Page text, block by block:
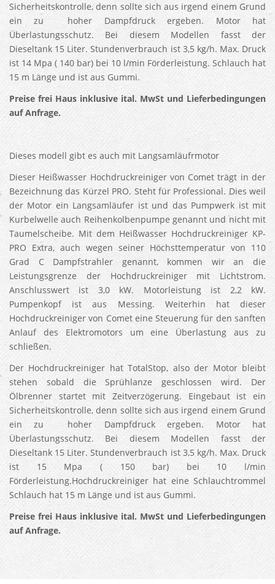
Sicherheitskontrolle, denn sollte sich aus irgend einem Grund
ein zu hoher Dampfdruck ergeben. Motor hat
Überlastungsschutz. Bei diesem Modellen fasst der
Dieseltank 15 Liter. Stundenverbrauch ist 3,5 kg/h. Max. Druck
ist 14 Mpa ( 140 bar) bei 10 l/min Förderleistung. Schlauch hat
15 m Länge und ist aus Gummi.
Preise frei Haus inklusive ital. MwSt und Lieferbedingungen
auf Anfrage.
Dieses modell gibt es auch mit Langsamläufrmotor
Dieser Heißwasser Hochdruckreiniger von Comet trägt in der
Bezeichnung das Kürzel PRO. Steht für Professional. Dies weil
der Motor ein Langsamläufer ist und das Pumpwerk ist mit
Kurbelwelle auch Reihenkolbenpumpe genannt und nicht mit
Taumelscheibe. Mit dem Heißwasser Hochdruckreiniger KP-
PRO Extra, auch wegen seiner Höchsttemperatur von 110
Grad C Dampfstrahler genannt, kommen wir an die
Leistungsgrenze der Hochdruckreiniger mit Lichtstrom.
Anschlusswert ist 3,0 kW. Motorleistung ist 2,2 kW.
Pumpenkopf ist aus Messing. Weiterhin hat dieser
Hochdruckreiniger von Comet eine Steuerung für den sanften
Anlauf des Elektromotors um eine Überlastung aus zu
schließen.
Der Hochdruckreiniger hat TotalStop, also der Motor bleibt
stehen sobald die Sprühlanze geschlossen wird. Der
Ölbrenner startet mit Zeitverzögerung. Eingebaut ist ein
Sicherheitskontrolle, denn sollte sich aus irgend einem Grund
ein zu hoher Dampfdruck ergeben. Motor hat
Überlastungsschutz. Bei diesem Modellen fasst der
Dieseltank 15 Liter. Stundenverbrauch ist 3,5 kg/h. Max. Druck
ist 15 Mpa ( 150 bar) bei 10 l/min
Förderleistung.Hochdruckreiniger hat eine Schlauchtrommel
Schlauch hat 15 m Länge und ist aus Gummi.
Preise frei Haus inklusive ital. MwSt und Lieferbedingungen
auf Anfrage.